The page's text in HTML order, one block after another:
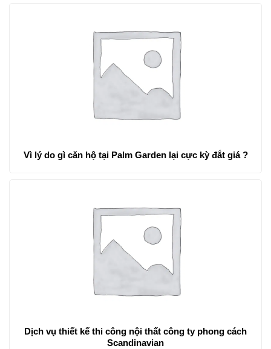
Vì lý do gì căn hộ tại Palm Garden lại cực kỳ đắt giá ?
Dịch vụ thiết kế thi công nội thất công ty phong cách
Scandinavian